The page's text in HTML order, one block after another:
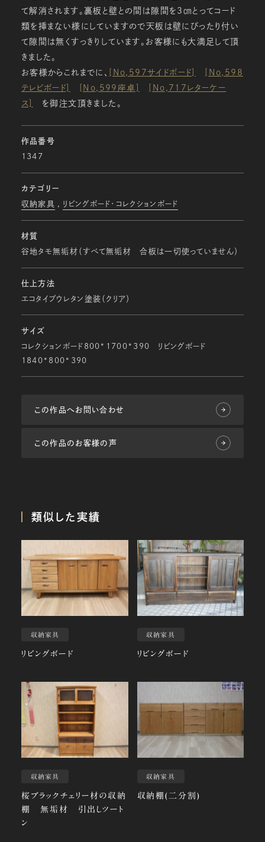
て解消されます。裏板と壁との間は隙間を3㎝とってコード
類を挿まない様にしていますので天板は壁にぴったり付い
て隙間は無くすっきりしています。お客様にも大満足して頂
きました。
お客様からこれまでに、 [No,597サイドボード]
[No,598
テレビボード]
[No,599座卓] [No,717レターケー
ス] を御注文頂きました。
作品番号
1347
カテゴリー
収納家具 リビングボード・コレクションボード
材質
谷地タモ無垢材（すべて無垢材 合板は一切使っていません）
仕上方法
エコタイプウレタン塗装（クリア）
サイズ
コレクションボード800*1700*390 リビングボード
1840*800*390
この作品へお問い合わせ
この作品のお客様の声
類似した実績
収納家具
リビングボード
収納家具
リビングボード
収納家具
桜ブラックチェリー材の収納
棚 無垢材 引出しツート
ン
収納家具
収納棚(二分割)